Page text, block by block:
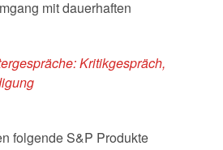
mit dauerhaften
Kritikgespräch,
folgende S&P Produkte